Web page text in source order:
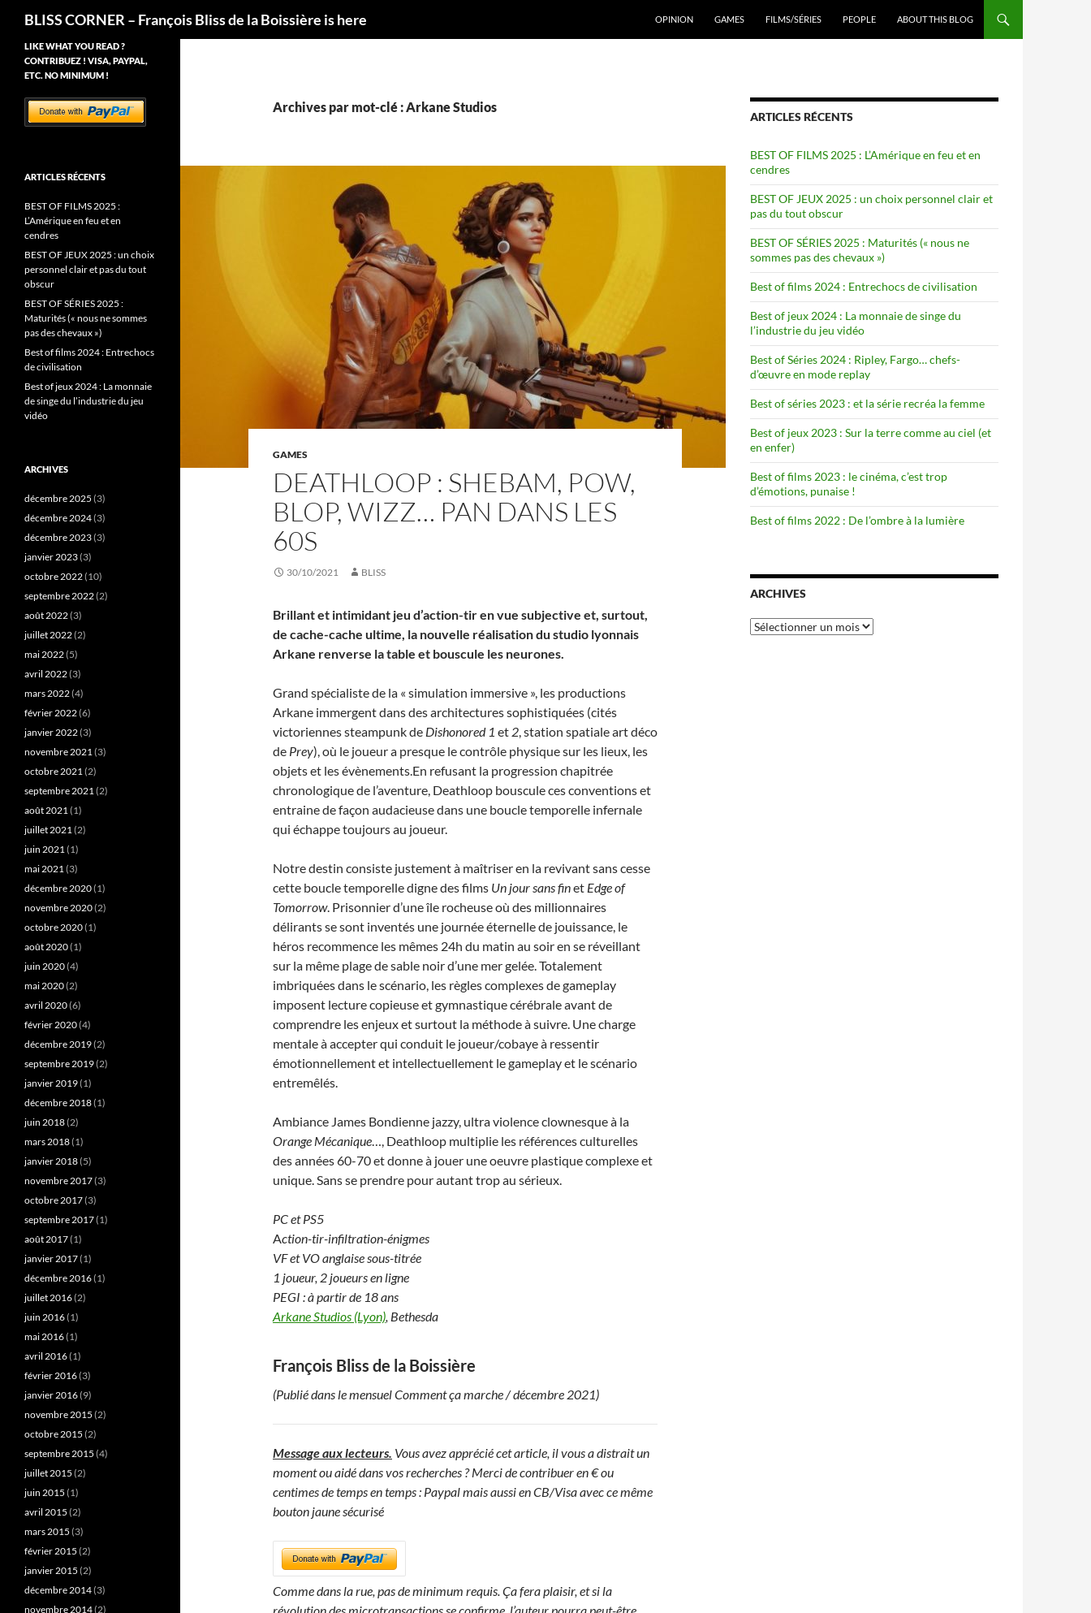
BLISS CORNER – François Bliss de la Boissière is here
OPINION
GAMES FILMS/SÉRIES PEOPLE ABOUT THIS BLOG
Archives par mot-clé : Arkane Studios
GAMES
DEATHLOOP : SHEBAM, POW,
BLOP, WIZZ… PAN DANS LES
60S
30/10/2021 BLISS
Brillant et intimidant jeu d’action-tir en vue subjective et, surtout,
de cache-cache ultime, la nouvelle réalisation du studio lyonnais
Arkane renverse la table et bouscule les neurones.
Grand spécialiste de la « simulation immersive », les productions
Arkane immergent dans des architectures sophistiquées (cités
victoriennes steampunk de Dishonored 1 et 2, station spatiale art déco
de Prey), où le joueur a presque le contrôle physique sur les lieux, les
objets et les évènements.En refusant la progression chapitrée
chronologique de l’aventure, Deathloop bouscule ces conventions et
entraine de façon audacieuse dans une boucle temporelle infernale
qui échappe toujours au joueur.
Notre destin consiste justement à maîtriser en la revivant sans cesse
cette boucle temporelle digne des films Un jour sans finet Edge of
Tomorrow. Prisonnier d’une île rocheuse où des millionnaires
délirants se sont inventés une journée éternelle de jouissance, le
héros recommence les mêmes 24h du matin au soir en se réveillant
sur la même plage de sable noir d’une mer gelée. Totalement
imbriquées dans le scénario, les règles complexes de gameplay
imposent lecture copieuse et gymnastique cérébrale avant de
comprendre les enjeux et surtout la méthode à suivre. Une charge
mentale à accepter qui conduit le joueur/cobaye à ressentir
émotionnellement et intellectuellement le gameplay et le scénario
entremêlés.
Ambiance James Bondienne jazzy, ultra violence clownesque à la
Orange Mécanique…, Deathloop multiplie les références culturelles
des années 60-70 et donne à jouer une oeuvre plastique complexe et
unique. Sans se prendre pour autant trop au sérieux.
PC et PS5
Action-tir-infiltration-énigmes
VF et VO anglaise sous-titrée
1 joueur, 2 joueurs en ligne
PEGI : à partir de 18 ans
Arkane Studios (Lyon), Bethesda
François Bliss de la Boissière
(Publié dans le mensuel Comment ça marche / décembre 2021)
Message aux lecteurs. Vous avez apprécié cet article, il vous a distrait un
moment ou aidé dans vos recherches ? Merci de contribuer en € ou
centimes de temps en temps : Paypal mais aussi en CB/Visa avec ce même
bouton jaune sécurisé
Comme dans la rue, pas de minimum requis. Ça fera plaisir, et si la
ARTICLES RÉCENTS
BEST OF FILMS 2025 : L’Amérique en feu et en
cendres
BEST OF JEUX 2025 : un choix personnel clair et
pas du tout obscur
BEST OF SÉRIES 2025 : Maturités (« nous ne
sommes pas des chevaux »)
Best of films 2024 : Entrechocs de civilisation
Best of jeux 2024 : La monnaie de singe du
l’industrie du jeu vidéo
Best of Séries 2024 : Ripley, Fargo… chefs-
d’œuvre en mode replay
Best of séries 2023 : et la série recréa la femme
Best of jeux 2023 : Sur la terre comme au ciel (et
en enfer)
Best of films 2023 : le cinéma, c’est trop
d’émotions, punaise !
Best of films 2022 : De l’ombre à la lumière
ARCHIVES
Archives
LIKE WHAT YOU READ ?
CONTRIBUEZ ! VISA, PAYPAL,
ETC. NO MINIMUM !
ARTICLES RÉCENTS
BEST OF FILMS 2025 :
L’Amérique en feu et en
cendres
BEST OF JEUX 2025 : un choix
personnel clair et pas du tout
obscur
BEST OF SÉRIES 2025 :
Maturités (« nous ne sommes
pas des chevaux »)
Best of films 2024 : Entrechocs
de civilisation
Best of jeux 2024 : La monnaie
de singe du l’industrie du jeu
vidéo
ARCHIVES
décembre 2025 (3)
décembre 2024(3)
décembre 2023(3)
janvier 2023(3)
octobre 2022(10)
septembre 2022(2)
août 2022(3)
juillet 2022(2)
mai 2022(5)
avril 2022(3)
mars 2022(4)
février 2022(6)
janvier 2022(3)
novembre 2021(3)
octobre 2021(2)
septembre 2021(2)
août 2021(1)
juillet 2021(2)
juin 2021(1)
mai 2021(3)
décembre 2020(1)
novembre 2020(2)
octobre 2020(1)
août 2020(1)
juin 2020(4)
mai 2020(2)
avril 2020(6)
février 2020(4)
décembre 2019(2)
septembre 2019(2)
janvier 2019(1)
décembre 2018(1)
juin 2018(2)
mars 2018(1)
janvier 2018(5)
novembre 2017(3)
octobre 2017(3)
septembre 2017(1)
août 2017(1)
janvier 2017(1)
décembre 2016(1)
juillet 2016(2)
juin 2016(1)
mai 2016(1)
avril 2016(1)
février 2016(3)
janvier 2016(9)
novembre 2015 (2)
octobre 2015 (2)
septembre 2015 (4)
juillet 2015 (2)
juin 2015 (1)
avril 2015 (2)
mars 2015 (3)
février 2015 (2)
janvier 2015 (2)
décembre 2014(3)
novembre 2014(2)